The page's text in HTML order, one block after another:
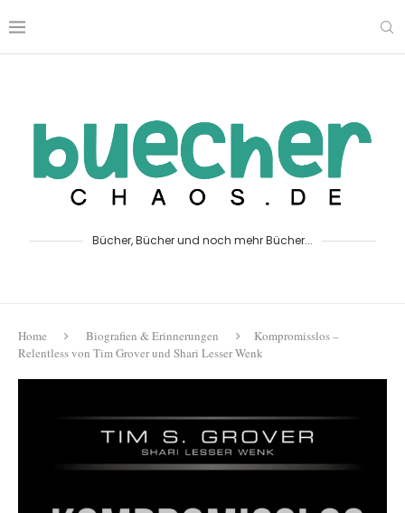
Bücher, Bücher und noch mehr Bücher...
Home Biografien & Erinnerungen
Kompromisslos –
Relentless von Tim Grover und Shari Lesser Wenk